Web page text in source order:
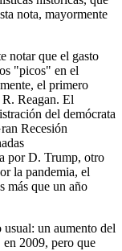
nota, mayormente
notar que el gasto
"picos" en el
el primero
Reagan. El
del demócrata
Recesión
por D. Trump, otro
la pandemia, el
más que un año
un aumento del
2009, pero que